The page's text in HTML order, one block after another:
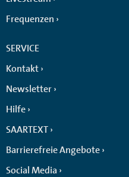
Frequenzen
SERVICE
Kontakt
Newsletter
Hilfe
SAARTEXT
Barrierefreie Angebote
Social Media